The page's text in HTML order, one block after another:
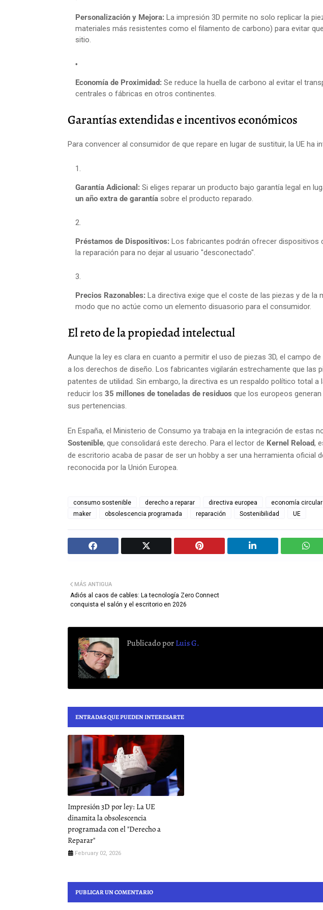
Personalización y Mejora: La impresión 3D permite no solo replicar la
materiales más resistentes como el filamento de carbono) para evitar
sitio.
Economía de Proximidad: Se reduce la huella de carbono al evitar el
centrales o fábricas en otros continentes.
Garantías extendidas e incentivos económicos
Para convencer al consumidor de que repare en lugar de sustituir, la UE ha
Garantía Adicional: Si eliges reparar un producto bajo garantía legal en
un año extra de garantía sobre el producto reparado.
Préstamos de Dispositivos: Los fabricantes podrán ofrecer dispositivos
la reparación para no dejar al usuario "desconectado".
Precios Razonables: La directiva exige que el coste de las piezas y de la
modo que no actúe como un elemento disuasorio para el consumidor.
El reto de la propiedad intelectual
Aunque la ley es clara en cuanto a permitir el uso de piezas 3D, el campo
a los derechos de diseño. Los fabricantes vigilarán estrechamente que las
patentes de utilidad. Sin embargo, la directiva es un respaldo político total
reducir los 35 millones de toneladas de residuos que los europeos
sus pertenencias.
En España, el Ministerio de Consumo ya trabaja en la integración de estas
Sostenible, que consolidará este derecho. Para el lector de Kernel Reload,
de escritorio acaba de pasar de ser un hobby a ser una herramienta oficial
reconocida por la Unión Europea.
consumo sostenible derecho a reparar directiva europea economía circular
maker
obsolescencia programada reparación Sostenibilidad UE
MÁS ANTIGUA
Adiós al caos de cables: La tecnología Zero Connect
conquista el salón y el escritorio en 2026
Publicado porLuis G.
ENTRADAS QUE PUEDEN INTERESARTE
Impresión 3D por ley: La UE
dinamita la obsolescencia
programada con el "Derecho a
Reparar"
February 02, 2026
PUBLICAR UN COMENTARIO